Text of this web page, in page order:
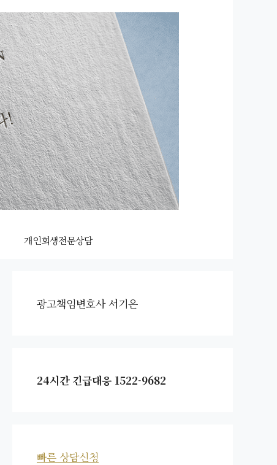
개인회생전문상담
광고책임변호사 서기은
24시간 긴급대응 1522-9682
빠른 상담신청